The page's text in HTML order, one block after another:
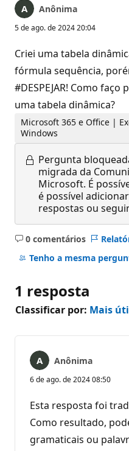
Anônima
5 de ago. de 2024 20:04
Criei uma tabela
fórmula sequência,
#DESPEJAR! Como
uma tabela dinâmica?
Microsoft 365 e Office |
Windows
Pergunta
migrada da
Microsoft. É
é possível
respostas ou
0 comentários
Sem
comentários
Tenho a mesma
1 resposta
Classificar por: Mais
Anônima
6 de ago. de 2024 08:50
Esta resposta foi
Como resultado,
gramaticais ou